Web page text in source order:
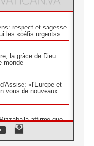
respect et sagesse
les «défis urgents»
la grâce de Dieu
monde
«l'Europe et
vous de nouveaux
affirme que
la paix»